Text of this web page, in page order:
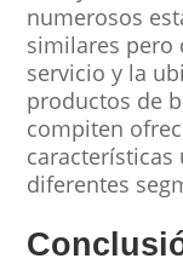
numerosos
similares pero
servicio y la
productos de
compiten
características
diferentes